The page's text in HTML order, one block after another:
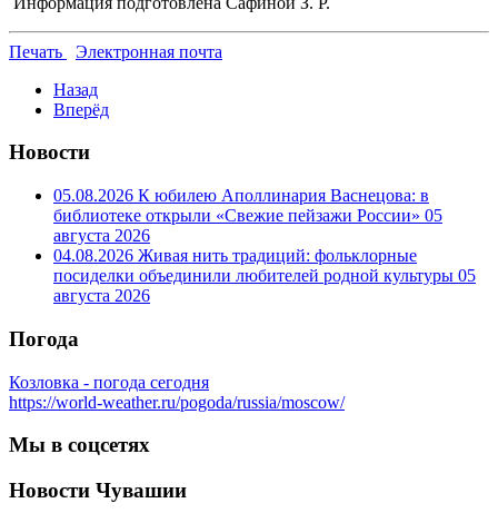
Печать
Электронная почта
Назад
Вперёд
Новости
05.08.2026 К юбилею Аполлинария Васнецова: в
библиотеке открыли «Свежие пейзажи России» 05
августа 2026
04.08.2026 Живая нить традиций: фольклорные
посиделки объединили любителей родной культуры 05
августа 2026
Погода
Козловка - погода сегодня
https://world-weather.ru/pogoda/russia/moscow/
Мы в соцсетях
Новости Чувашии